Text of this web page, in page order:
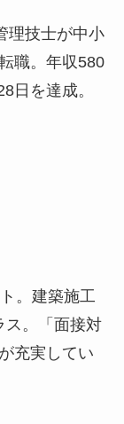
理技士が中小
職。年収580
を達成。
。建築施工
ス。「面接対
充実してい